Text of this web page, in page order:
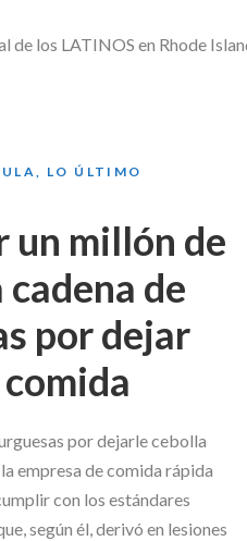
LO ÚLTIMO
un millón de
de
por dejar
empresa de comida rápida
con los estándares
según él, derivó en lesiones